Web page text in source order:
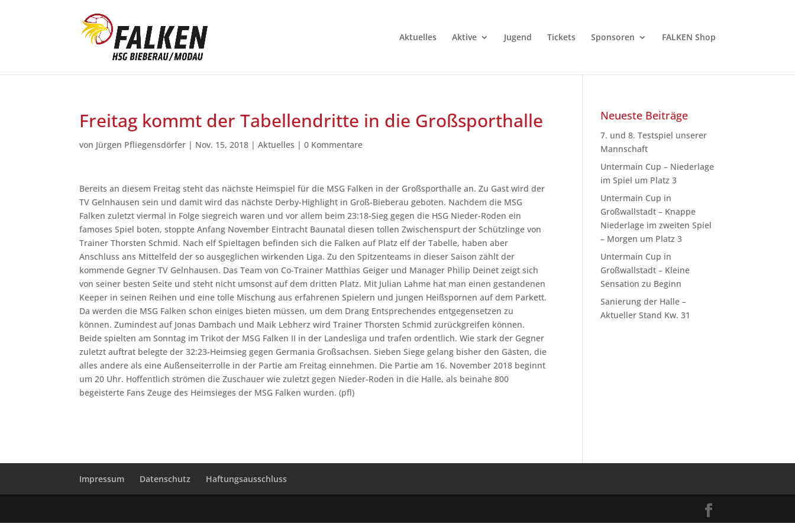
Aktuelles Aktive Jugend Tickets Sponsoren FALKEN Shop
Freitag kommt der Tabellendritte in die Großsporthalle
von Jürgen Pfliegensdörfer | Nov. 15, 2018 |Aktuelles |0 Kommentare
Bereits an diesem Freitag steht das nächste Heimspiel für die MSG Falken in der Großsporthalle an. Zu Gast wird der
TV Gelnhausen sein und damit wird das nächste Derby-Highlight in Groß-Bieberau geboten. Nachdem die MSG
Falken zuletzt viermal in Folge siegreich waren und vor allem beim 23:18-Sieg gegen die HSG Nieder-Roden ein
famoses Spiel boten, stoppte Anfang November Eintracht Baunatal diesen tollen Zwischenspurt der Schützlinge von
Trainer Thorsten Schmid. Nach elf Spieltagen befinden sich die Falken auf Platz elf der Tabelle, haben aber
Anschluss ans Mittelfeld der so ausgeglichen wirkenden Liga. Zu den Spitzenteams in dieser Saison zählt der
kommende Gegner TV Gelnhausen. Das Team von Co-Trainer Matthias Geiger und Manager Philip Deinet zeigt sich
von seiner besten Seite und steht nicht umsonst auf dem dritten Platz. Mit Julian Lahme hat man einen gestandenen
Keeper in seinen Reihen und eine tolle Mischung aus erfahrenen Spielern und jungen Heißspornen auf dem Parkett.
Da werden die MSG Falken schon einiges bieten müssen, um dem Drang Entsprechendes entgegensetzen zu
können. Zumindest auf Jonas Dambach und Maik Lebherz wird Trainer Thorsten Schmid zurückgreifen können.
Beide spielten am Sonntag im Trikot der MSG Falken II in der Landesliga und trafen ordentlich. Wie stark der Gegner
zuletzt auftrat belegte der 32:23-Heimsieg gegen Germania Großsachsen. Sieben Siege gelang bisher den Gästen, die
alles andere als eine Außenseiterrolle in der Partie am Freitag einnehmen. Die Partie am 16. November 2018 beginnt
um 20 Uhr. Hoffentlich strömen die Zuschauer wie zuletzt gegen Nieder-Roden in die Halle, als beinahe 800
begeisterte Fans Zeuge des Heimsieges der MSG Falken wurden. (pfl)
Neueste Beiträge
7. und 8. Testspiel unserer
Mannschaft
Untermain Cup – Niederlage
im Spiel um Platz 3
Untermain Cup in
Großwallstadt – Knappe
Niederlage im zweiten Spiel
– Morgen um Platz 3
Untermain Cup in
Großwallstadt – Kleine
Sensation zu Beginn
Sanierung der Halle –
Aktueller Stand Kw. 31
Impressum Datenschutz Haftungsausschluss